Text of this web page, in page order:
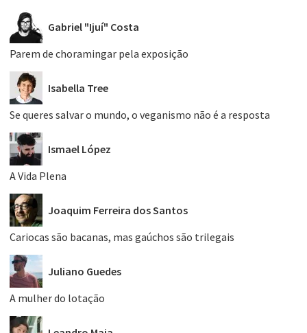
Gabriel "Ijuí" Costa
Parem de choramingar pela exposição
Isabella Tree
Se queres salvar o mundo, o veganismo não é a resposta
Ismael López
A Vida Plena
Joaquim Ferreira dos Santos
Cariocas são bacanas, mas gaúchos são trilegais
Juliano Guedes
A mulher do lotação